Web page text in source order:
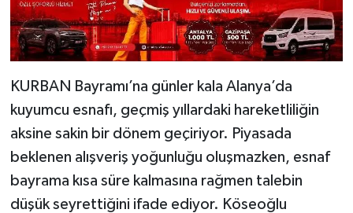
KURBAN Bayramı’na günler kala Alanya’da
kuyumcu esnafı, geçmiş yıllardaki hareketliliğin
aksine sakin bir dönem geçiriyor. Piyasada
beklenen alışveriş yoğunluğu oluşmazken, esnaf
bayrama kısa süre kalmasına rağmen talebin
düşük seyrettiğini ifade ediyor. Köseoğlu